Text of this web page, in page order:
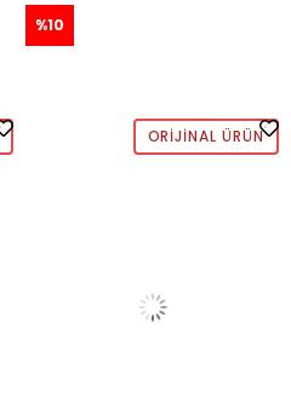
%10
ORIJINAL ÜRÜN